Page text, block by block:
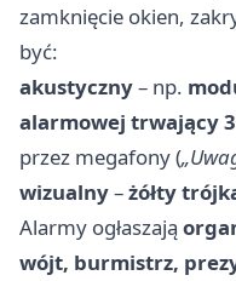
zamknięcie okien,
być:
akustyczny– np.
alarmowej trwający
przez megafony (
wizualny–żółty
Alarmy ogłaszają
wójt, burmistrz,